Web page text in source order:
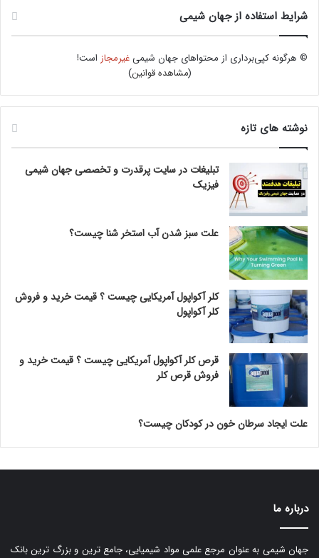
شرایط استفاده از جهان شیمی
© هرگونه کپی‌برداری از محتواهای جهان شیمیغیرمجاز است!
(مشاهده قوانین)
نوشته های تازه
تبلیغات در سایت پرقدرت و تخصصی جهان شیمی
فیزیک
علت سبز شدن آب استخر شنا چیست؟
کلر آکواپول آمریکایی چیست ؟ قیمت خرید و فروش
کلر آکواپول
قرص کلر آکواپول آمریکایی چیست ؟ قیمت خرید و
فروش قرص کلر
علت ایجاد سرطان خون در کودکان چیست؟
درباره ما
جهان شیمی به عنوان مرجع علمی مواد شیمیایی، جامع ترین و بزرگ ترین بانک